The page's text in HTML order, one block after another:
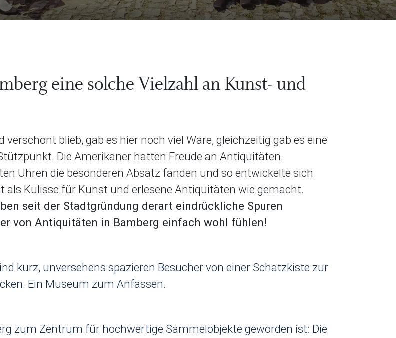
eine solche Vielzahl an Kunst- und
blieb, gab es hier noch viel Ware, gleichzeitig gab es eine
Die Amerikaner hatten Freude an Antiquitäten.
Uhren die besonderen Absatz fanden und so entwickelte sich
als Kulisse für Kunst und erlesene Antiquitäten wie gemacht.
seit der Stadtgründung derart eindrückliche Spuren
von Antiquitäten in Bamberg einfach wohl fühlen!
kurz, unversehens spazieren Besucher von einer Schatzkiste zur
Ein Museum zum Anfassen.
zum Zentrum für hochwertige Sammelobjekte geworden ist: Die